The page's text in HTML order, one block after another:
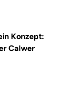
Konzept:
Calwer